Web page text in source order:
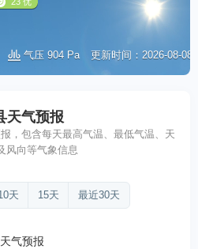
23 优
气压 904 Pa 更新时间：2026-08-08
天气预报
，包含每天最高气温、最低气温、天
风向等气象信息
天 15天 最近30天
气预报